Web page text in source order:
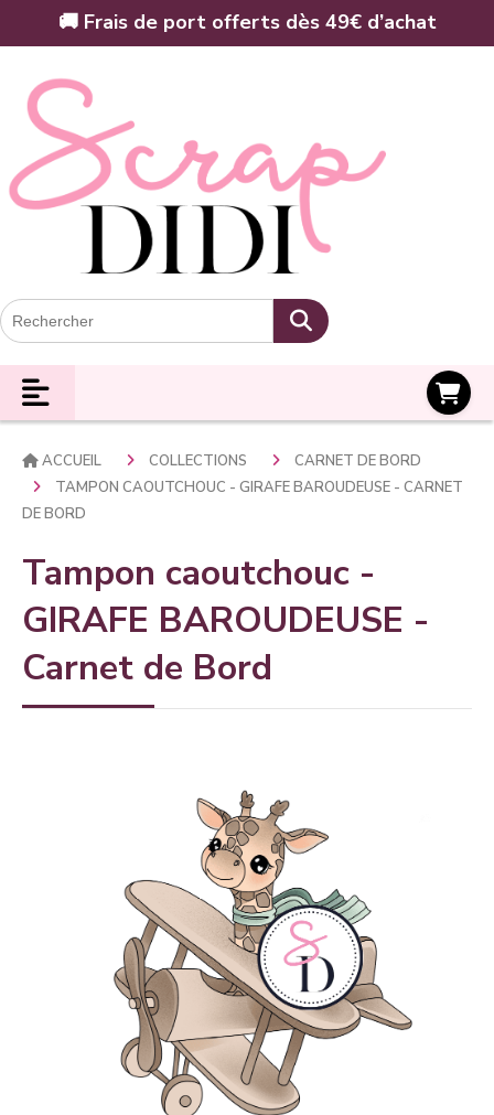
🚚 Frais de port offerts dès 49€ d’achat
ACCUEIL COLLECTIONS
CARNET DE BORD
TAMPON CAOUTCHOUC - GIRAFE BAROUDEUSE - CARNET
DE BORD
Tampon caoutchouc -
GIRAFE BAROUDEUSE -
Carnet de Bord